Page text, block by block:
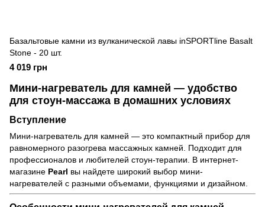
Базальтовые камни из вулканической лавы inSPORTline Basalt
Stone - 20 шт.
4 019 грн
Мини-нагреватель для камней — удобство
для стоун-массажа в домашних условиях
Вступление
Мини-нагреватель для камней — это компактный прибор для
равномерного разогрева массажных камней. Подходит для
профессионалов и любителей стоун-терапии. В интернет-
магазине Pearl вы найдете широкий выбор мини-
нагревателей с разными объемами, функциями и дизайном.